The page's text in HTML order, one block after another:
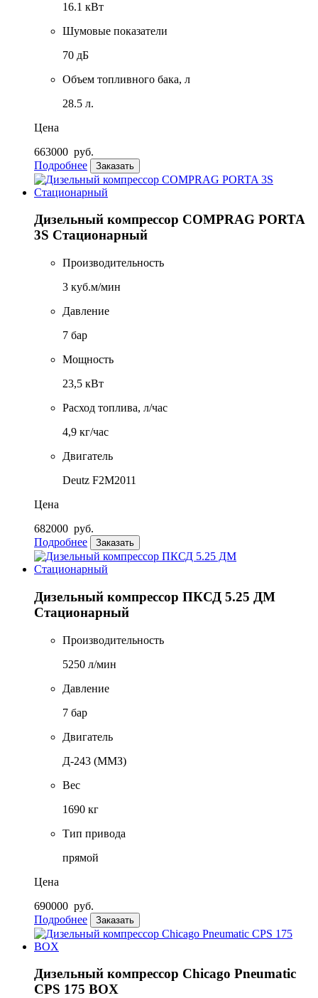
16.1 кВт
Шумовые показатели
70 дБ
Объем топливного бака, л
28.5 л.
Цена
663000 руб.
Подробнее
Заказать
Дизельный компрессор COMPRAG PORTA
3S Стационарный
Производительность
3 куб.м/мин
Давление
7 бар
Мощность
23,5 кВт
Расход топлива, л/час
4,9 кг/час
Двигатель
Deutz F2M2011
Цена
682000 руб.
Подробнее
Заказать
Дизельный компрессор ПКСД 5.25 ДМ
Стационарный
Производительность
5250 л/мин
Давление
7 бар
Двигатель
Д-243 (ММЗ)
Вес
1690 кг
Тип привода
прямой
Цена
690000 руб.
Подробнее
Заказать
Дизельный компрессор Chicago Pneumatic
CPS 175 BOX